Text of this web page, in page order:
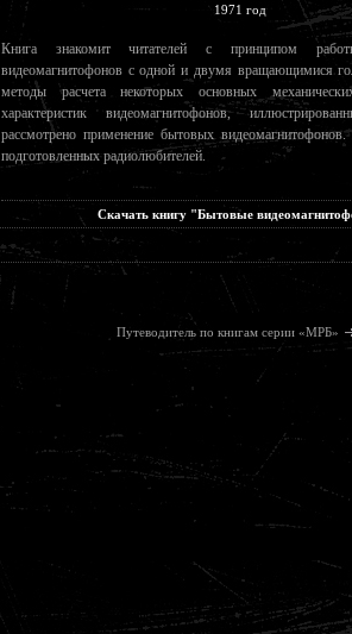
1971 год
Книга знакомит читателей с принципом
видеомагнитофонов с одной и двумя вращающимися
методы расчета некоторых основных
характеристик видеомагнитофонов,
рассмотрено применение бытовых видеомагнитофонов.
подготовленных радиолюбителей.
Скачать книгу "Бытовые
Путеводитель по книгам серии «МРБ»